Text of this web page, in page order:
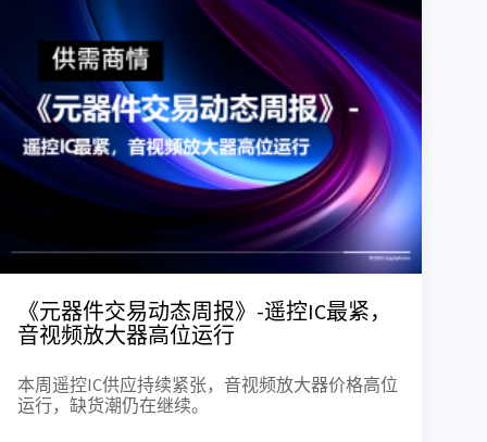
《元器件交易动态周报》-遥控IC最紧，
音视频放大器高位运行
本周遥控IC供应持续紧张，音视频放大器价格高位
运行，缺货潮仍在继续。